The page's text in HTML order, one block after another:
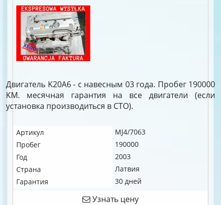
Двигатель K20A6 - с навесным 03 года. Пробег 190000
KM. месячная гарантия на все двигатели (если
установка производиться в СТО).
Артикул
MJ4/7063
Пробег
190000
Год
2003
Страна
Латвия
Гарантия
30 дней
Узнать цену